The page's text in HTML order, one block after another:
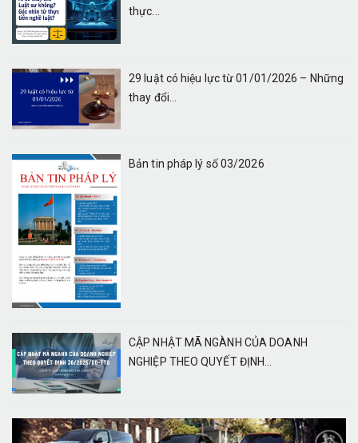
thực...
29 luật có hiệu lực từ 01/01/2026 – Những
thay đổi...
Bản tin pháp lý số 03/2026
CẬP NHẬT MÃ NGÀNH CỦA DOANH
NGHIỆP THEO QUYẾT ĐỊNH...